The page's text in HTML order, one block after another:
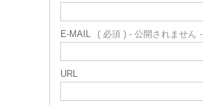
E-MAIL ( 必須 ) - 公開されません -
URL